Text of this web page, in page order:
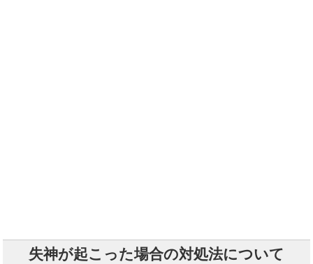
失神が起こった場合の対処法について